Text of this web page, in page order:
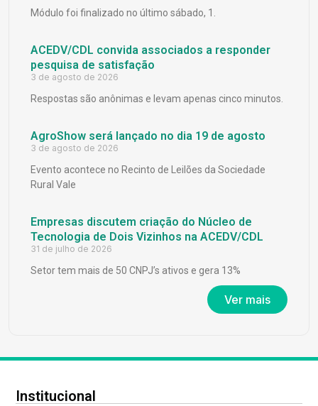
Módulo foi finalizado no último sábado, 1.
ACEDV/CDL convida associados a responder
pesquisa de satisfação
3 de agosto de 2026
Respostas são anônimas e levam apenas cinco minutos.
AgroShow será lançado no dia 19 de agosto
3 de agosto de 2026
Evento acontece no Recinto de Leilões da Sociedade
Rural Vale
Empresas discutem criação do Núcleo de
Tecnologia de Dois Vizinhos na ACEDV/CDL
31 de julho de 2026
Setor tem mais de 50 CNPJ’s ativos e gera 13%
Ver mais
Institucional